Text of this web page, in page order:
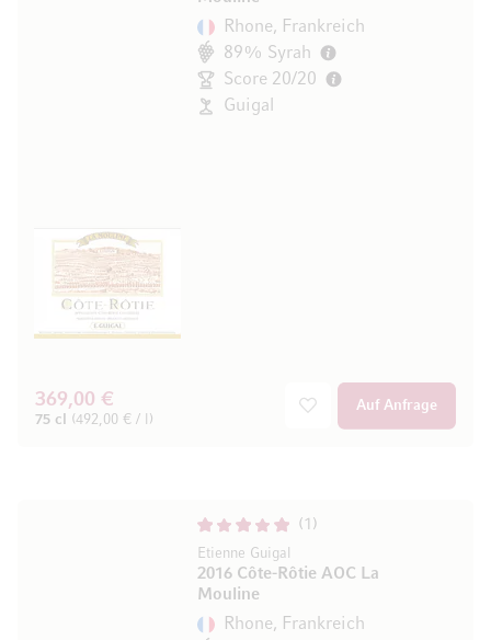
Rhone, Frankreich
89% Syrah
Score 20/20
Guigal
369,00 €
75 cl (492,00 € / l)
Auf Anfrage
1
Etienne Guigal
2016 Côte-Rôtie AOC La
Mouline
Rhone, Frankreich